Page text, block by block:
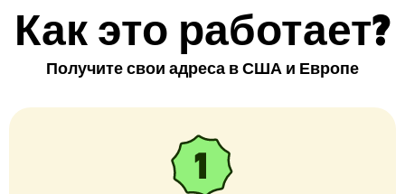
Как это работает?
Получите свои адреса в США и Европе